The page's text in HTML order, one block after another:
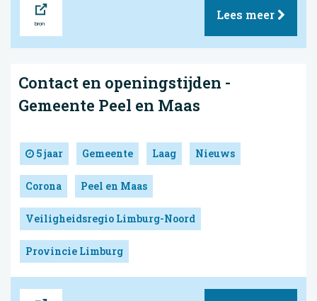
Lees meer
Contact en openingstijden -
Gemeente Peel en Maas
5 jaar Gemeente Laag Nieuws
Corona Peel en Maas
Veiligheidsregio Limburg-Noord
Provincie Limburg